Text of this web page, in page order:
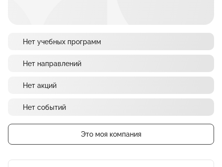
Нет учебных программ
Нет направлений
Нет акций
Нет событий
Это моя компания